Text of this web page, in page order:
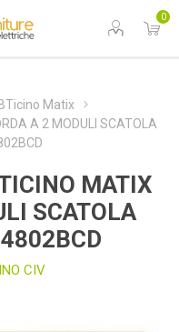
0
BTicino Matix
A 2 MODULI SCATOLA
MATIX
SCATOLA
CIV